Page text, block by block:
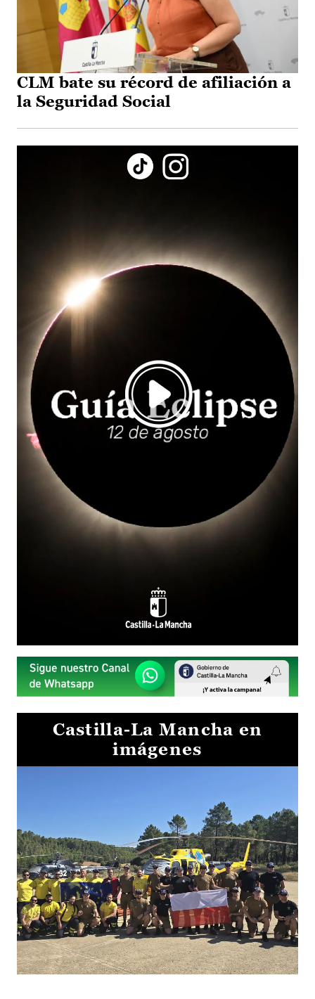
CLM bate su récord de afiliación a
la Seguridad Social
Castilla-La Mancha en
imágenes